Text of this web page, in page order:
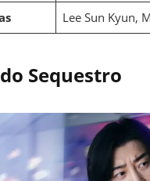
Lee Sun Kyun,
Sequestro